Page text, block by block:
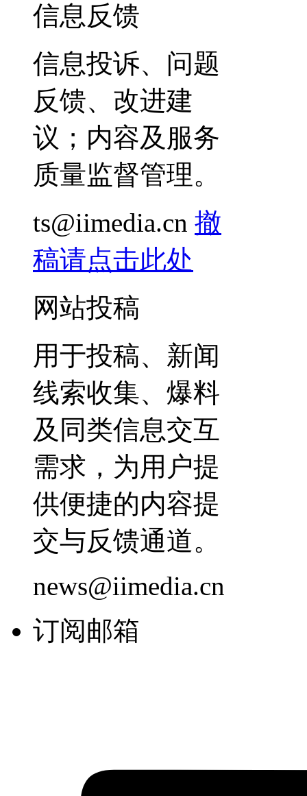
信息反馈
信息投诉、问题
反馈、改进建
议；内容及服务
质量监督管理。
ts@iimedia.cn 撤
稿请点击此处
网站投稿
用于投稿、新闻
线索收集、爆料
及同类信息交互
需求，为用户提
供便捷的内容提
交与反馈通道。
news@iimedia.cn
订阅邮箱